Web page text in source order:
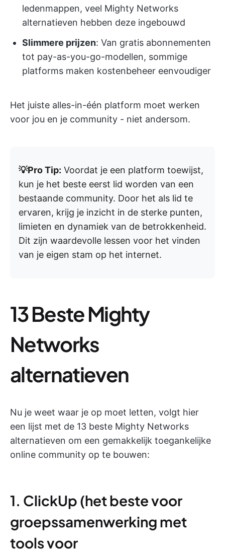
ledenmappen, veel Mighty Networks
alternatieven hebben deze ingebouwd
Slimmere prijzen: Van gratis abonnementen
tot pay-as-you-go-modellen, sommige
platforms maken kostenbeheer eenvoudiger
Het juiste alles-in-één platform moet werken
voor jou en je community - niet andersom.
💡Pro Tip: Voordat je een platform toewijst,
kun je het beste eerst lid worden van een
bestaande community. Door het als lid te
ervaren, krijg je inzicht in de sterke punten,
limieten en dynamiek van de betrokkenheid.
Dit zijn waardevolle lessen voor het vinden
van je eigen stam op het internet.
13 Beste Mighty
Networks
alternatieven
Nu je weet waar je op moet letten, volgt hier
een lijst met de 13 beste Mighty Networks
alternatieven om een gemakkelijk toegankelijke
online community op te bouwen:
1. ClickUp (het beste voor
groepssamenwerking met
tools voor